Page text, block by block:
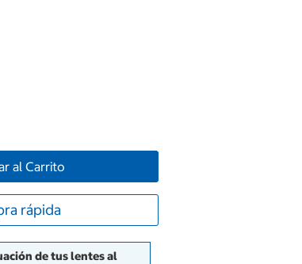
al Carrito
rápida
de tus lentes al